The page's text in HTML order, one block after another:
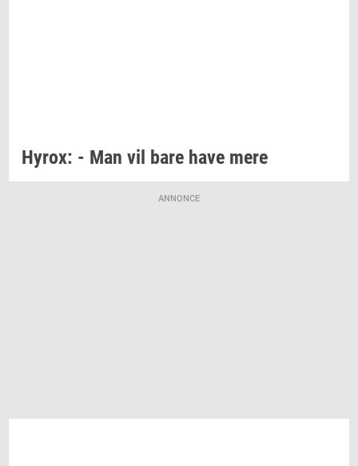
Hyrox: - Man vil bare have mere
ANNONCE